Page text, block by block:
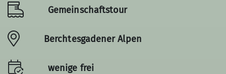
Gemeinschaftstour
Berchtesgadener Alpen
wenige frei